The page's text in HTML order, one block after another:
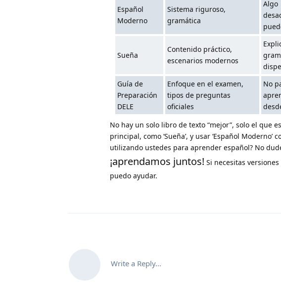
Español
Moderno
Sistema riguroso,
gramática
Algo
Sueña
Contenido práctico,
escenarios modernos
Guía de
Preparación
DELE
Enfoque en el examen,
tipos de preguntas
oficiales
No
No hay un solo libro de texto “mejor”, solo el que
principal, como ‘Sueña’, y usar ‘Español
utilizando ustedes para aprender español? No
¡aprendamos juntos! Si necesitas
puedo ayudar.
Write a Reply...